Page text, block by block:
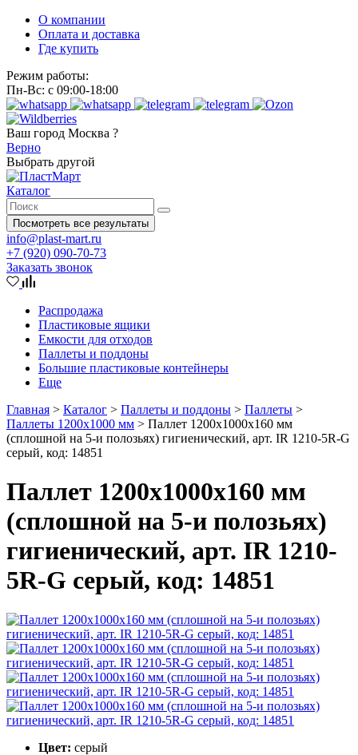
О компании
Оплата и доставка
Где купить
Режим работы:
Пн-Вс: с 09:00-18:00
Ваш город Москва ?
Верно
Выбрать другой
Каталог
Посмотреть все результаты
info@plast-mart.ru
+7 (920) 090-70-73
Заказать звонок
Распродажа
Пластиковые ящики
Емкости для отходов
Паллеты и поддоны
Большие пластиковые контейнеры
Еще
Главная > Каталог > Паллеты и поддоны > Паллеты >
Паллеты 1200x1000 мм > Паллет 1200х1000х160 мм
(cплошной на 5-и полозьях) гигиенический, арт. IR 1210-5R-G
серый, код: 14851
Паллет 1200х1000х160 мм
(cплошной на 5-и полозьях)
гигиенический, арт. IR 1210-
5R-G серый, код: 14851
Цвет: серый